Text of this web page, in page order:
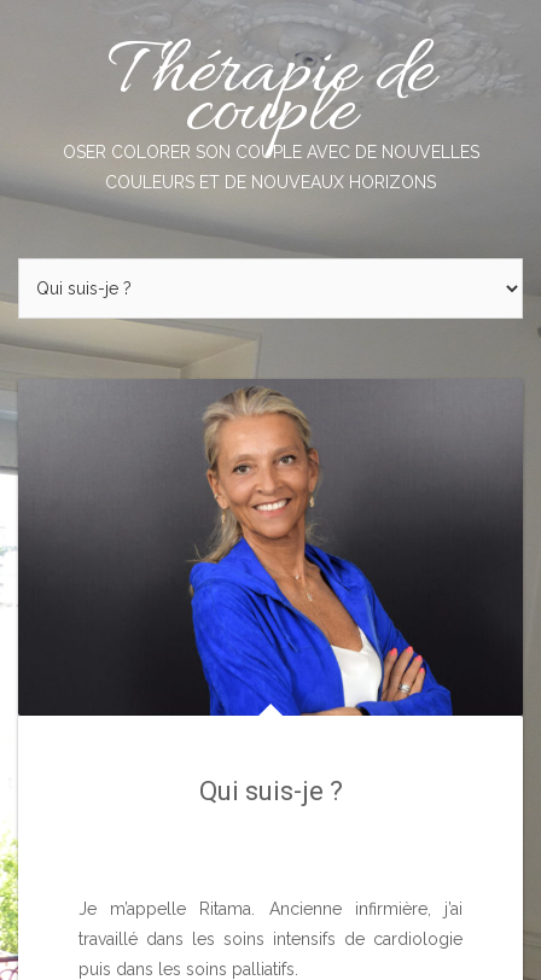
Thérapie de
couple
OSER COLORER SON COUPLE AVEC DE NOUVELLES
COULEURS ET DE NOUVEAUX HORIZONS
Qui suis-je ?
Je m’appelle Ritama. Ancienne infirmière, j’ai
travaillé dans les soins intensifs de cardiologie
puis dans les soins palliatifs.